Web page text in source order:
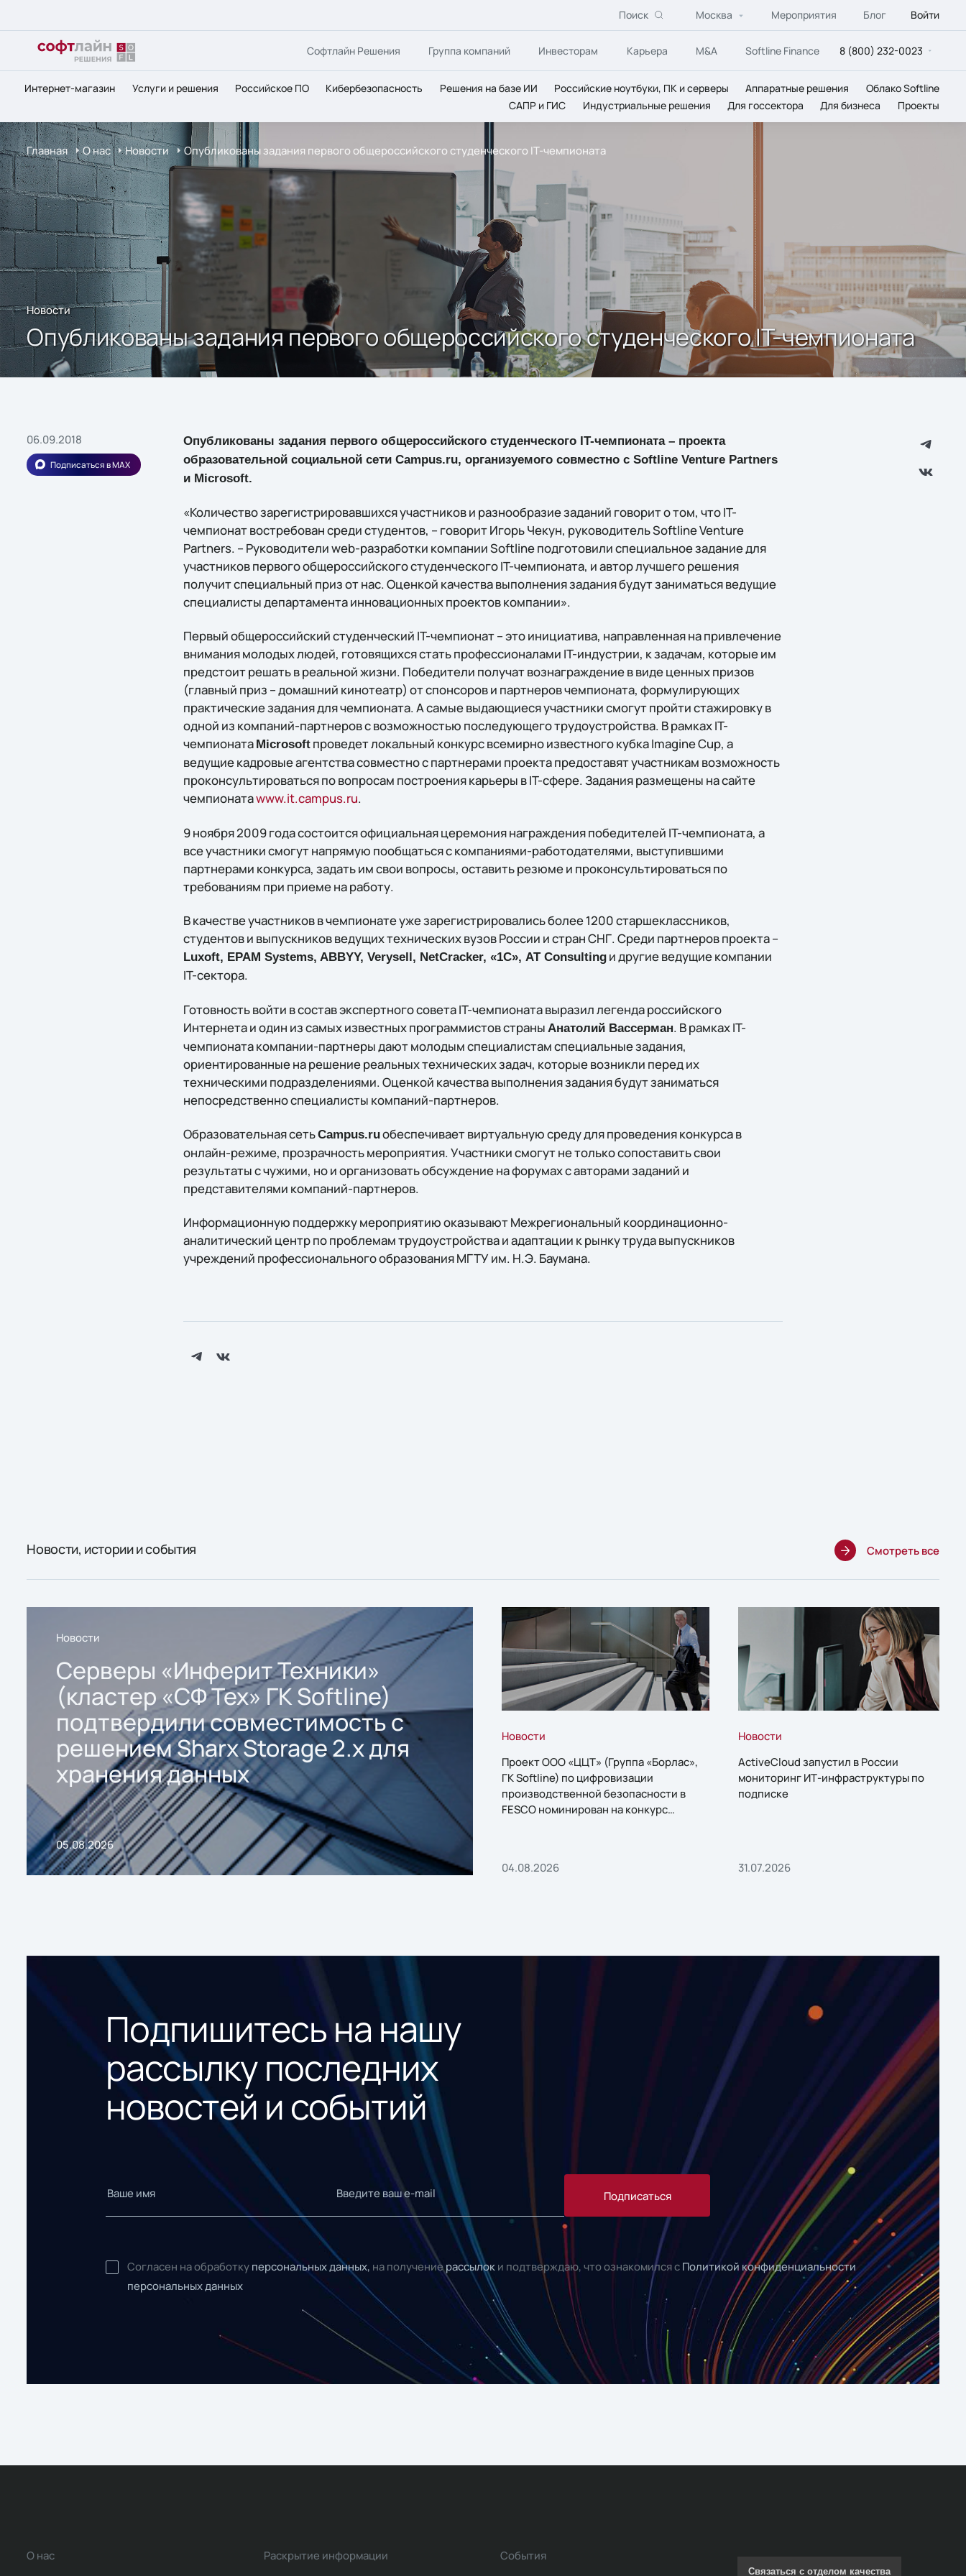
Поиск Москва Мероприятия Блог Войти
Софтлайн Решения Группа компаний Инвесторам Карьера M&A Softline Finance 8 (800) 232-0023
Интернет-магазин Услуги и решения Российское ПО Кибербезопасность Решения на базе ИИ Российские ноутбуки, ПК и серверы Аппаратные решения
Облако Softline
САПР и ГИС
Индустриальные решения Для госсектора Для бизнеса Проекты
Главная О нас Новости Опубликованы задания первого общероссийского студенческого IT-чемпионата
Новости
Опубликованы задания первого общероссийского студенческого IT-чемпионата
06.09.2018
Подписаться в MAX
Опубликованы задания первого общероссийского студенческого IT-чемпионата – проекта
образовательной социальной сети Campus.ru, организуемого совместно с Softline Venture Partners
и Microsoft.
«Количество зарегистрировавшихся участников и разнообразие заданий говорит о том, что IT-
чемпионат востребован среди студентов, – говорит Игорь Чекун, руководитель Softline Venture
Partners. – Руководители web-разработки компании Softline подготовили специальное задание для
участников первого общероссийского студенческого IT-чемпионата, и автор лучшего решения
получит специальный приз от нас. Оценкой качества выполнения задания будут заниматься ведущие
специалисты департамента инновационных проектов компании».
Первый общероссийский студенческий IT-чемпионат – это инициатива, направленная на привлечение
внимания молодых людей, готовящихся стать профессионалами IT-индустрии, к задачам, которые им
предстоит решать в реальной жизни. Победители получат вознаграждение в виде ценных призов
(главный приз – домашний кинотеатр) от спонсоров и партнеров чемпионата, формулирующих
практические задания для чемпионата. А самые выдающиеся участники смогут пройти стажировку в
одной из компаний-партнеров с возможностью последующего трудоустройства. В рамках IT-
чемпионата Microsoftпроведет локальный конкурс всемирно известного кубка Imagine Cup, а
ведущие кадровые агентства совместно с партнерами проекта предоставят участникам возможность
проконсультироваться по вопросам построения карьеры в IT-сфере. Задания размещены на сайте
чемпионатаwww.it.campus.ru.
9 ноября 2009 года состоится официальная церемония награждения победителей IT-чемпионата, а
все участники смогут напрямую пообщаться с компаниями-работодателями, выступившими
партнерами конкурса, задать им свои вопросы, оставить резюме и проконсультироваться по
требованиям при приеме на работу.
В качестве участников в чемпионате уже зарегистрировались более 1200 старшеклассников,
студентов и выпускников ведущих технических вузов России и стран СНГ. Среди партнеров проекта –
Luxoft, EPAM Systems, ABBYY, Verysell, NetCracker, «1С», AT Consultingи другие ведущие компании
IT-сектора.
Готовность войти в состав экспертного совета IT-чемпионата выразил легенда российского
Интернета и один из самых известных программистов страны Анатолий Вассерман. В рамках IT-
чемпионата компании-партнеры дают молодым специалистам специальные задания,
ориентированные на решение реальных технических задач, которые возникли перед их
техническими подразделениями. Оценкой качества выполнения задания будут заниматься
непосредственно специалисты компаний-партнеров.
Образовательная сетьCampus.ruобеспечивает виртуальную среду для проведения конкурса в
онлайн-режиме, прозрачность мероприятия. Участники смогут не только сопоставить свои
результаты с чужими, но и организовать обсуждение на форумах с авторами заданий и
представителями компаний-партнеров.
Информационную поддержку мероприятию оказывают Межрегиональный координационно-
аналитический центр по проблемам трудоустройства и адаптации к рынку труда выпускников
учреждений профессионального образования МГТУ им. Н.Э. Баумана.
Новости, истории и события Смотреть все
Новости
Серверы «Инферит Техники»
(кластер «СФ Тех» ГК Softline)
подтвердили совместимость с
решением Sharx Storage 2.x для
хранения данных
05.08.2026
Новости
Проект ООО «ЦЦТ» (Группа «Борлас»,
ГК Softline) по цифровизации
производственной безопасности в
FESCO номинирован на конкурс
04.08.2026
Новости
ActiveCloud запустил в России
мониторинг ИТ-инфраструктуры по
подписке
31.07.2026
Подпишитесь на нашу
рассылку последних
новостей и событий
Подписаться
Согласен на обработку персональных данных, на получениерассылок и подтверждаю, что ознакомился с Политикой конфиденциальности
персональных данных
О нас Раскрытие информации События
Связаться с отделом качества